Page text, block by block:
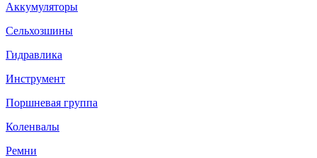
Аккумуляторы
Сельхозшины
Гидравлика
Инструмент
Поршневая группа
Коленвалы
Ремни